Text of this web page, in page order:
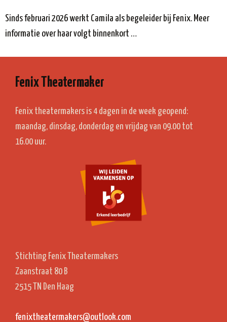
Sinds februari 2026 werkt Camila als begeleider bij Fenix. Meer
informatie over haar volgt binnenkort …
Fenix Theatermaker
Fenix theatermakers is 4 dagen in de week geopend:
maandag, dinsdag, donderdag en vrijdag van 09.00 tot
16.00 uur.
Stichting Fenix Theatermakers
Zaanstraat 80 B
2515 TN Den Haag
fenixtheatermakers@outlook.com